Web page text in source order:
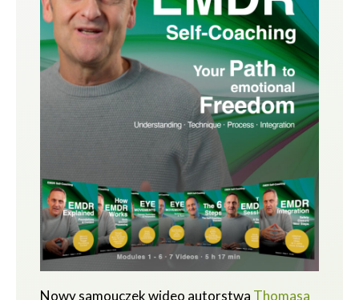
Nowy samouczek wideo autorstwa Thomasa